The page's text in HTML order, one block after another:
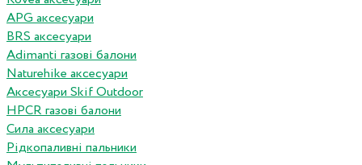
APG аксесуари
BRS аксесуари
Adimanti газові балони
Naturehike аксесуари
Аксесуари Skif Outdoor
HPCR газові балони
Сила аксесуари
Рідкопаливні пальники